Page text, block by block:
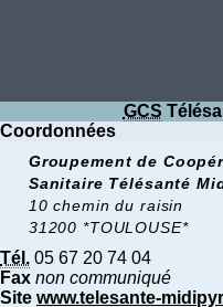
GCS
Coordonnées
Groupement de
Sanitaire Télésanté
10 chemin du raisin
31200 *TOULOUSE*
Tél. 05 67 20 74 04
Fax non communiqué
Site www.telesante-